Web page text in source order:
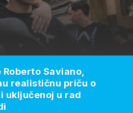
Saviano,
realističnu priču o
uključenoj u rad